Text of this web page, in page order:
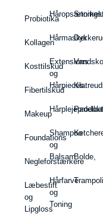
Probiotika
Kollagen
Kosttilskud
Fibertilskud
Makeup
Foundations
Negleforstærkere
Læbestift
og
Lipgloss
Hårmasker
Extensions
og
Hårpieces
Shampoo
og
Balsam
Hårfarve
og
Toning
Vandsko
Bolde,